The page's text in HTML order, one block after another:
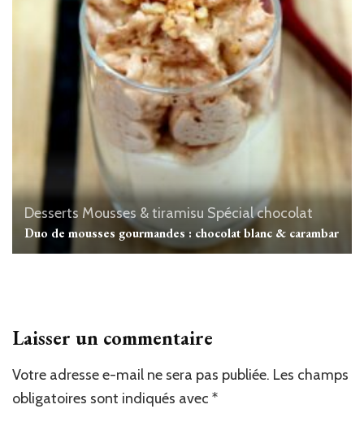
Desserts Mousses & tiramisu Spécial chocolat
Duo de mousses gourmandes : chocolat blanc & carambar
Laisser un commentaire
Votre adresse e-mail ne sera pas publiée. Les champs
obligatoires sont indiqués avec *